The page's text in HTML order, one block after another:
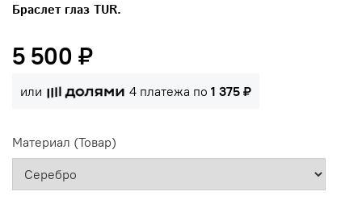
Браслет глаз TUR.
5 500 ₽
или 4 платежа по 1 375 ₽
Материал (Товар)